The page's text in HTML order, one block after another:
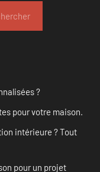
?
pour votre maison.
intérieure ? Tout
pour un projet